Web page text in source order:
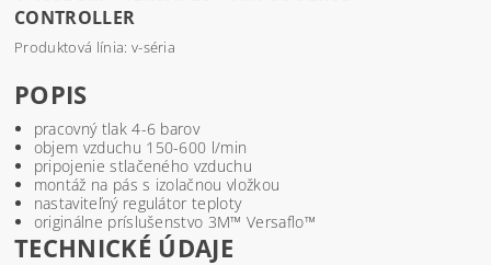
CONTROLLER
Produktová línia: v-séria
POPIS
pracovný tlak 4-6 barov
objem vzduchu 150-600 l/min
pripojenie stlačeného vzduchu
montáž na pás s izolačnou vložkou
nastaviteľný regulátor teploty
originálne príslušenstvo 3M™ Versaflo™
TECHNICKÉ ÚDAJE